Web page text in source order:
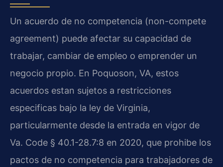
Un acuerdo de no competencia (non-compete
agreement) puede afectar su capacidad de
trabajar, cambiar de empleo o emprender un
negocio propio. En Poquoson, VA, estos
acuerdos estan sujetos a restricciones
especificas bajo la ley de Virginia,
particularmente desde la entrada en vigor de
Va. Code § 40.1-28.7:8 en 2020, que prohibe los
pactos de no competencia para trabajadores de